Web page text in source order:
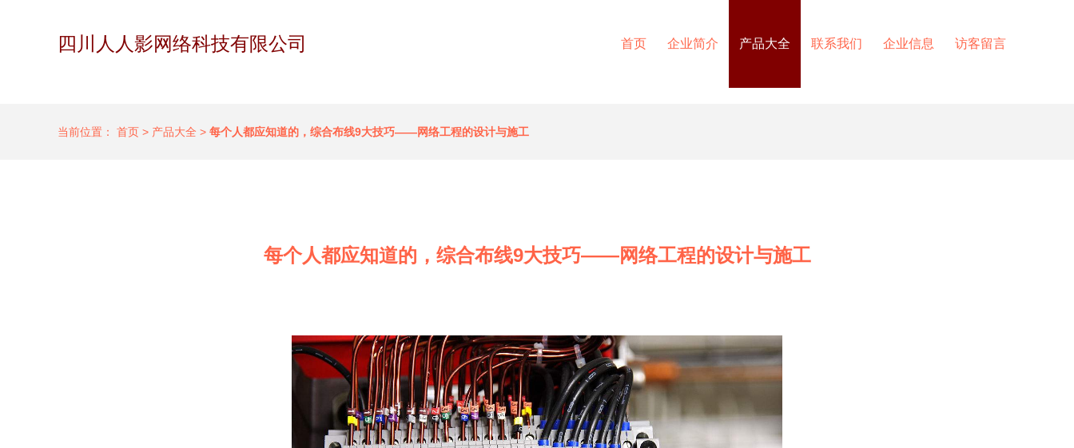
四川人人影网络科技有限公司 首页 企业简介 产品大全 联系我们 企业信息 访客留言
当前位置： 首页 > 产品大全 > 每个人都应知道的，综合布线9大技巧——网络工程的设计与施工
每个人都应知道的，综合布线9大技巧——网络工程的设计与施工